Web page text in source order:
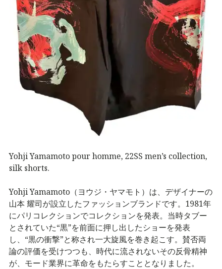
Yohji Yamamoto pour homme, 22SS men’s collection,
silk shorts.
Yohji Yamamoto（ヨウジ・ヤマモト）は、デザイナーの
山本 耀司が設立したファッションブランドです。1981年
にパリコレクションでコレクションを発表。当時タブー
とされていた“黒”を前面に押し出したショーを発表
し、“黒の衝撃”と称され一大旋風を巻き起こす。賛否両
論の評価を受けつつも、時代に流されないその反骨精神
が、モード業界に革命をもたらすこととなりました。